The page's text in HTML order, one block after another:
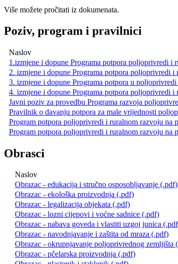
Više možete pročitati iz dokumenata.
Poziv, program i pravilnici
Naslov
1.izmjene i dopune Programa potpora poljoprivredi
2. izmjene i dopune Programa potpora poljoprivredi
3. izmjene i dopune Programa potpora u
4. izmjene i dopune Programa potpora poljoprivredi
Javni poziv za provedbu Programa razvoja
Pravilnik o davanju potpora za male vrijednosti
Program potpora poljoprivredi i ruralnom razvoju na
Program potpora poljoprivredi i ruralnom razvoju na
Obrasci
Naslov
Obrazac - edukacija i stručno osposobljavanje (.pdf)
Obrazac - ekološka proizvodnja (.pdf)
Obrazac - legalizacija objekata (.pdf)
Obrazac - lozni cijepovi i voćne sadnice (.pdf)
Obrazac - nabava goveda i vlastiti uzgoj junica
Obrazac - navodnjavanje i zaštita od mraza (.pdf)
Obrazac - okrupnjavanje poljoprivrednog zemljišta
Obrazac - pčelarska proizvodnja (.pdf)